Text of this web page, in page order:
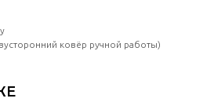
ковёр ручной работы)